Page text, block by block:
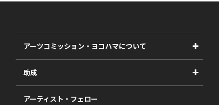
アーツコミッション・ヨコハマについて
事業紹介
事業報告書
助成
2027年度
アーティスト・フェロー